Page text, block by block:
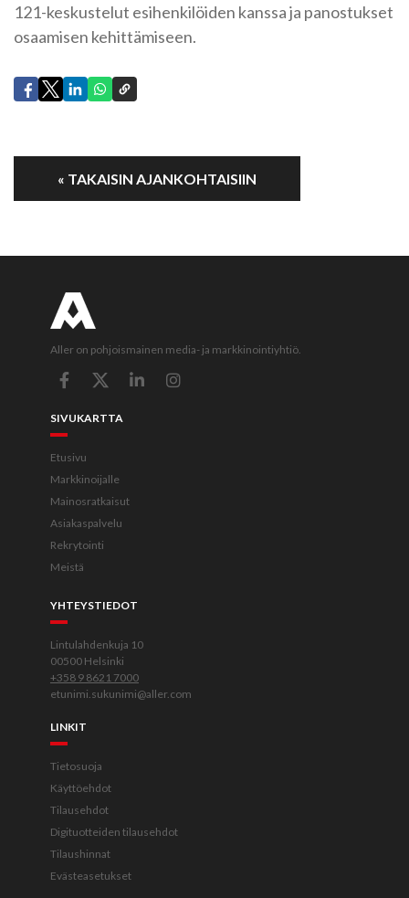
121-keskustelut esihenkilöiden kanssa ja panostukset
osaamisen kehittämiseen.
« TAKAISIN AJANKOHTAISIIN
Aller on pohjoismainen media- ja markkinointiyhtiö.
SIVUKARTTA
Etusivu
Markkinoijalle
Mainosratkaisut
Asiakaspalvelu
Rekrytointi
Meistä
YHTEYSTIEDOT
Lintulahdenkuja 10
00500 Helsinki
+358 9 8621 7000
etunimi.sukunimi@aller.com
LINKIT
Tietosuoja
Käyttöehdot
Tilausehdot
Digituotteiden tilausehdot
Tilaushinnat
Evästeasetukset